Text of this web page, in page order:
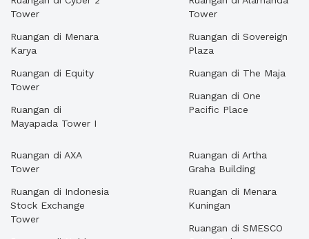
Tower
Ruangan di Menara
Karya
Ruangan di Equity
Tower
Ruangan di
Mayapada Tower I
Tower
Ruangan di Sovereign
Plaza
Ruangan di The Maja
Ruangan di One
Pacific Place
Ruangan di AXA
Tower
Ruangan di Indonesia
Stock Exchange
Tower
Ruangan di Artha
Graha Building
Ruangan di Menara
Kuningan
Ruangan di SMESCO